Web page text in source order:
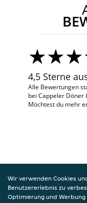
4,5 Sterne
Alle Bewertungen
bei Cappeler Döner
Möchtest du mehr
Alles bestens
Wir verwenden Cookies
Benutzererlebnis zu
Optimierung und